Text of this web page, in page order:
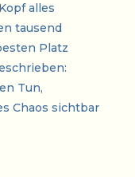
alles
tausend
Platz
Tun,
Chaos sichtbar